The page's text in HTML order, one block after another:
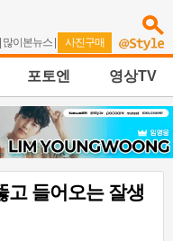
많이본뉴스 | 사진구매
포토엔 영상TV
고 들어오는 잘생